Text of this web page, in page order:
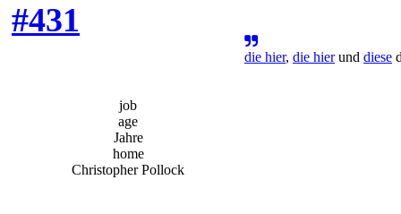
#431
job
age
Jahre
home
Christopher Pollock
die hier, die hierund diese